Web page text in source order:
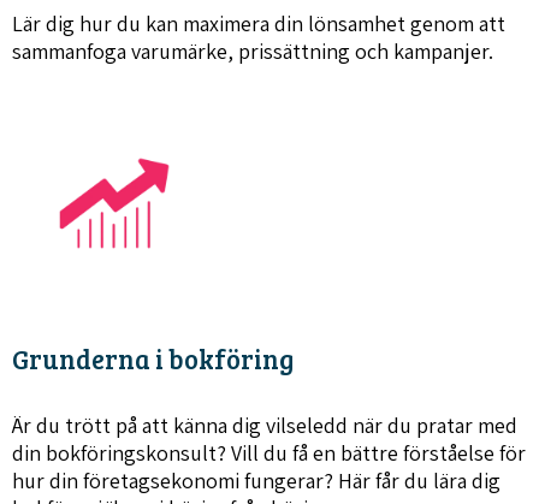
Lär dig hur du kan maximera din lönsamhet genom att
sammanfoga varumärke, prissättning och kampanjer.
Grunderna i bokföring
Är du trött på att känna dig vilseledd när du pratar med
din bokföringskonsult? Vill du få en bättre förståelse för
hur din företagsekonomi fungerar? Här får du lära dig